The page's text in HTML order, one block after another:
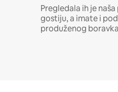
Pregledala ih je
gostiju, a imate i
produženog